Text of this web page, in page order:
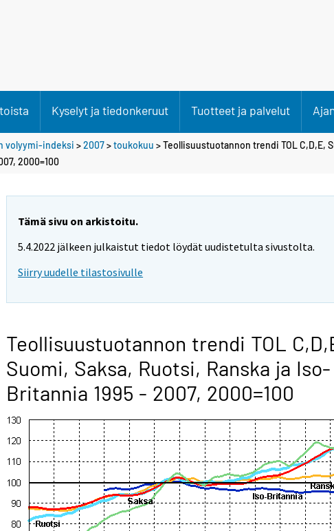
Kyselyt ja tiedonkeruut Tuotteet ja palvelut
volyymi-indeksi >2007>toukokuu > Teollisuustuotannon trendi TOL C,D,E,
2000=100
Tämä sivu on arkistoitu.
5.4.2022 jälkeen julkaistut tiedot löydät uudistetulta sivustolta.
Siirry uudelle tilastosivulle
Teollisuustuotannon trendi TOL
Suomi, Saksa, Ruotsi, Ranska ja Iso-
Britannia 1995 - 2007, 2000=100